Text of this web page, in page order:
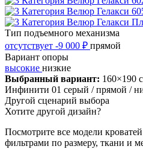
Тип подъемного механизма
отсутствует -9 000 ₽ прямой
Вариант опоры
высокие низкие
Выбранный вариант: 160×190
Инфинити 01 серый / прямой /
Другой сценарий выбора
Хотите другой дизайн?
Посмотрите все модели
фильтрами по размеру, ткани и